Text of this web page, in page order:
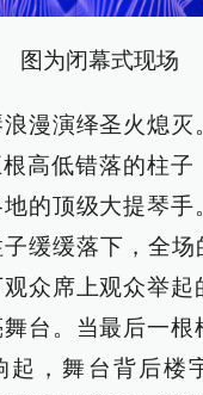
图为闭幕式现场
漫演绎圣火熄灭
高低错落的柱子
的顶级大提琴手
缓缓落下，全场
众席上观众举起
台。当最后一根
起，舞台背后楼